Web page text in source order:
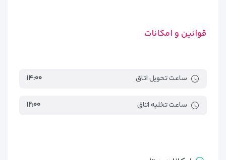
قوانین و امکانات
ساعت تحویل اتاق ۱۴:۰۰
ساعت تخلیه اتاق ۱۲:۰۰